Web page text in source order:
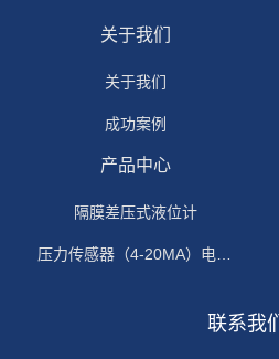
关于我们
关于我们
成功案例
产品中心
隔膜差压式液位计
压力传感器（4-20MA）电流输出
联系我们